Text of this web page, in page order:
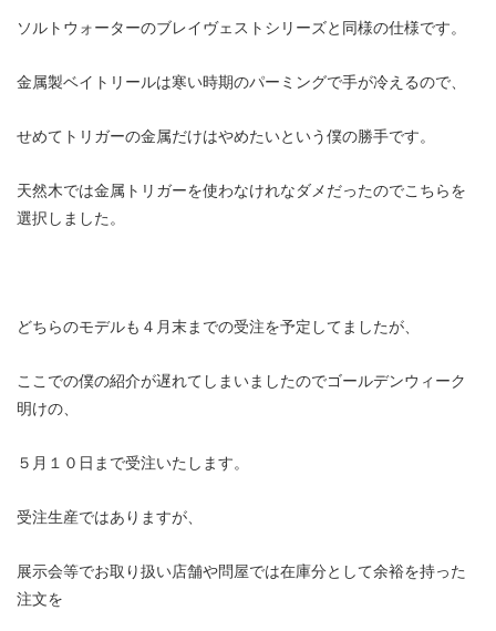
ソルトウォーターのブレイヴェストシリーズと同様の仕様です。
金属製ベイトリールは寒い時期のパーミングで手が冷えるので、
せめてトリガーの金属だけはやめたいという僕の勝手です。
天然木では金属トリガーを使わなけれなダメだったのでこちらを
選択しました。
どちらのモデルも４月末までの受注を予定してましたが、
ここでの僕の紹介が遅れてしまいましたのでゴールデンウィーク
明けの、
５月１０日まで受注いたします。
受注生産ではありますが、
展示会等でお取り扱い店舗や問屋では在庫分として余裕を持った
注文を